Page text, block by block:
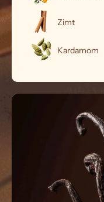
Zimt
Kardamom